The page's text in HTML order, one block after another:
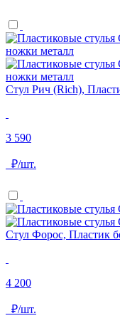
Стул Рич (Rich),
3 590
₽/шт.
Стул Форос, Пластик
4 200
₽/шт.